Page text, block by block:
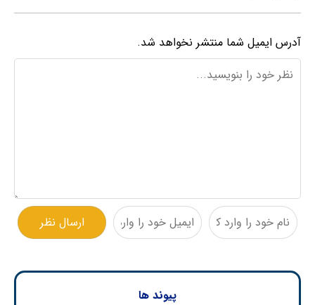
آدرس ایمیل شما منتشر نخواهد شد.
پیوند ها